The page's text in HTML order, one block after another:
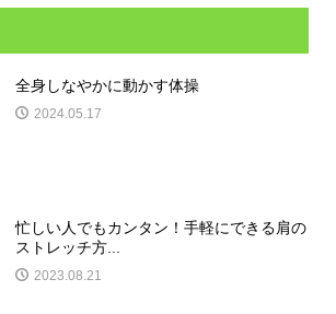
全身しなやかに動かす体操
2024.05.17
忙しい人でもカンタン！手軽にできる肩の
ストレッチ方...
2023.08.21